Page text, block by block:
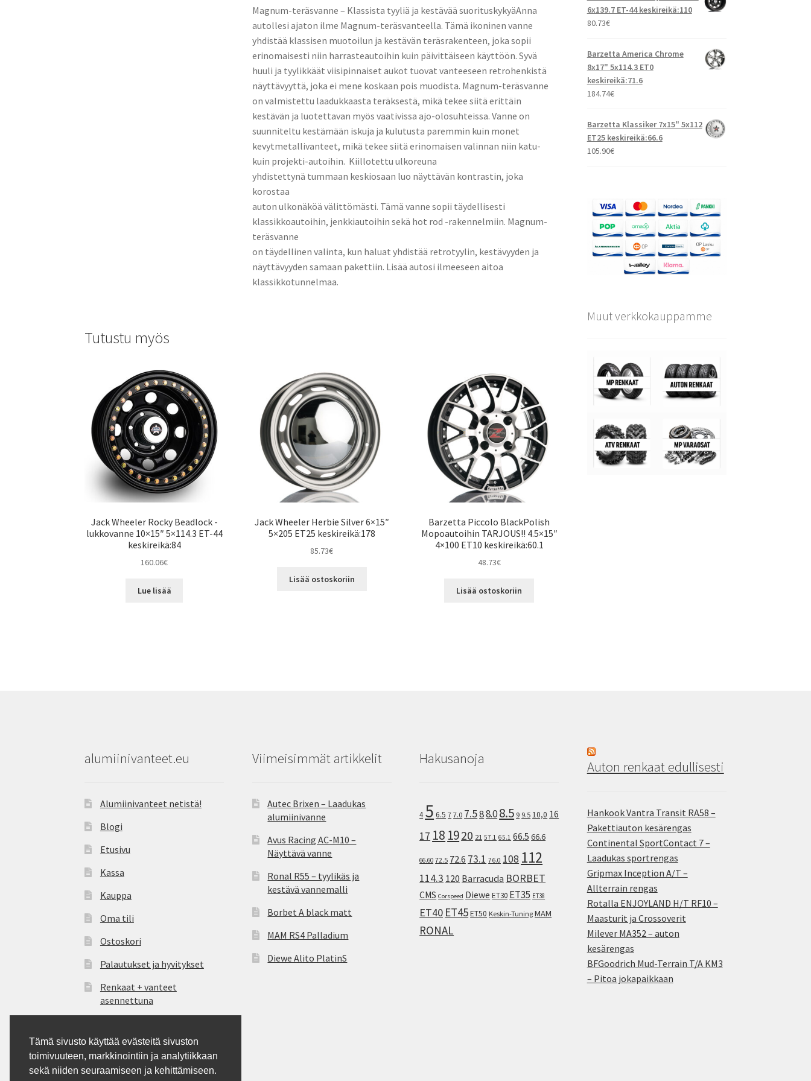
Magnum-teräsvanne – Klassista tyyliä ja kestävää suorituskykyäAnna
autollesi ajaton ilme Magnum-teräsvanteella. Tämä ikoninen vanne
yhdistää klassisen muotoilun ja kestävän teräsrakenteen, joka sopii
erinomaisesti niin harrasteautoihin kuin päivittäiseen käyttöön. Syvä
huuli ja tyylikkäät viisipinnaiset aukot tuovat vanteeseen retrohenkistä
näyttävyyttä, joka ei mene koskaan pois muodista. Magnum-teräsvanne
on valmistettu laadukkaasta teräksestä, mikä tekee siitä erittäin
kestävän ja luotettavan myös vaativissa ajo-olosuhteissa. Vanne on
suunniteltu kestämään iskuja ja kulutusta paremmin kuin monet
kevytmetallivanteet, mikä tekee siitä erinomaisen valinnan niin katu-
kuin projekti-autoihin. Kiillotettu ulkoreuna
yhdistettynä tummaan keskiosaan luo näyttävän kontrastin, joka
korostaa
auton ulkonäköä välittömästi. Tämä vanne sopii täydellisesti
klassikkoautoihin, jenkkiautoihin sekä hot rod -rakennelmiin. Magnum-
teräsvanne
on täydellinen valinta, kun haluat yhdistää retrotyylin, kestävyyden ja
näyttävyyden samaan pakettiin. Lisää autosi ilmeeseen aitoa
klassikkotunnelmaa.
Tutustu myös
Jack Wheeler Rocky Beadlock -
lukkovanne 10×15″ 5×114.3 ET-44
keskireikä:84
160.06€
Lue lisää
Jack Wheeler Herbie Silver 6×15″
5×205 ET25 keskireikä:178
85.73€
Lisää ostoskoriin
Barzetta Piccolo BlackPolish
Mopoautoihin TARJOUS!! 4.5×15″
4×100 ET10 keskireikä:60.1
48.73€
Lisää ostoskoriin
6x139.7 ET-44 keskireikä:110
80.73€
Barzetta America Chrome
8x17" 5x114.3 ET0
keskireikä:71.6
184.74€
Barzetta Klassiker 7x15" 5x112
ET25 keskireikä:66.6
105.90€
Muut verkkokauppamme
alumiinivanteet.eu
Alumiinivanteet netistä!
Blogi
Etusivu
Kassa
Kauppa
Oma tili
Ostoskori
Palautukset ja hyvitykset
Renkaat + vanteet
asennettuna
Tilauksen peruutus
Tilausohjeet
Viimeisimmät artikkelit
Autec Brixen – Laadukas
alumiinivanne
Avus Racing AC-M10 –
Näyttävä vanne
Ronal R55 – tyylikäs ja
kestävä vannemalli
Borbet A black matt
MAM RS4 Palladium
Diewe Alito PlatinS
Hakusanoja
4 5 6.5 7 7.0 7.588.08.5 9 9.5 10,0 16
17 18 1920 21 57.1 65.1 66.5 66.6
66.60 72.5 72.6 73.1 76.0 108 112
114.3 120 Barracuda BORBET
CMS Corspeed Diewe ET30 ET35 ET38
ET40 ET45ET50 Keskin-Tuning MAM
RONAL
Auton renkaat edullisesti
Hankook Vantra Transit RA58 –
Pakettiauton kesärengas
Continental SportContact 7 –
Laadukas sportrengas
Gripmax Inception A/T –
Allterrain rengas
Rotalla ENJOYLAND H/T RF10 –
Maasturit ja Crossoverit
Milever MA352 – auton
kesärengas
BFGoodrich Mud-Terrain T/A KM3
– Pitoa jokapaikkaan
Tämä sivusto käyttää evästeitä sivuston
toimivuuteen, markkinointiin ja analytiikkaan
sekä niiden seuraamiseen ja kehittämiseen.